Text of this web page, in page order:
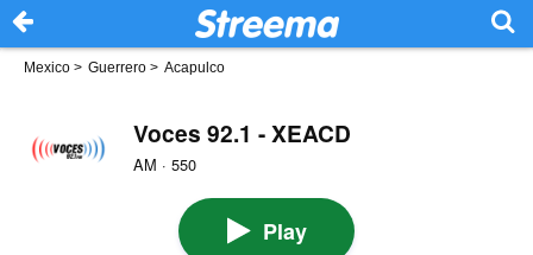
Mexico > Guerrero > Acapulco
Voces 92.1 - XEACD
AM · 550
Play